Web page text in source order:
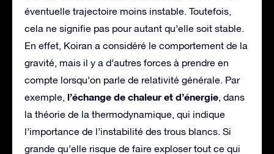
éventuelle trajectoire moins instable. Toutefois,
cela ne signifie pas pour autant qu’elle soit stable.
En effet, Koiran a considéré le comportement de la
gravité, mais il y a d’autres forces à prendre en
compte lorsqu’on parle de relativité générale. Par
exemple, l’échange de chaleur et d’énergie, dans
la théorie de la thermodynamique, qui indique
l’importance de l’instabilité des trous blancs. Si
grande qu’elle risque de faire exploser tout ce qui